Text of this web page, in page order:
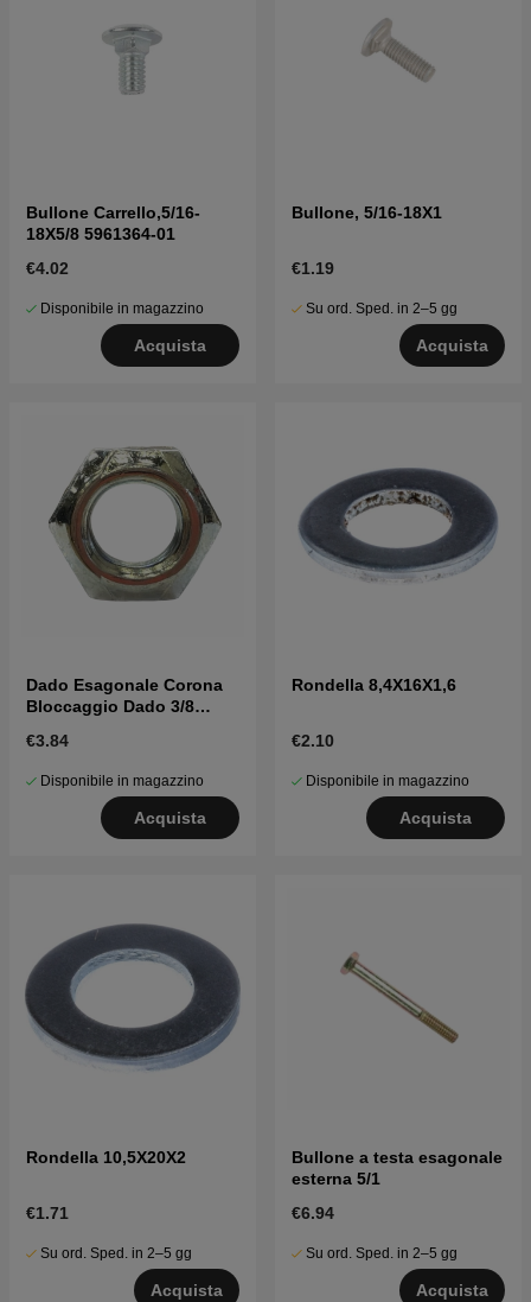
Bullone Carrello,5/16-
18X5/8 5961364-01
€4.02
Disponibile in magazzino
Acquista
Bullone, 5/16-18X1
€1.19
Su ord. Sped. in 2–5 gg
Acquista
Dado Esagonale Corona
Bloccaggio Dado 3/8
€3.84
Disponibile in magazzino
Acquista
Rondella 8,4X16X1,6
€2.10
Disponibile in magazzino
Acquista
Rondella 10,5X20X2
€1.71
Su ord. Sped. in 2–5 gg
Acquista
Bullone a testa esagonale
esterna 5/1
€6.94
Su ord. Sped. in 2–5 gg
Acquista